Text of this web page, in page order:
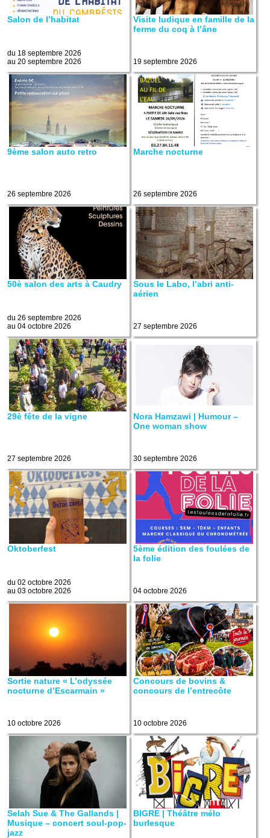
Salon de l’habitat
du 18 septembre 2026
au 20 septembre 2026
Visite ludique en famille de la
ferme du coq à l’âne
19 septembre 2026
9ème salon auto retro
26 septembre 2026
Marche nocturne
26 septembre 2026
50è salon des arts à Caudry
du 26 septembre 2026
au 04 octobre 2026
Sous le Labo, l’abri anti-
aérien
27 septembre 2026
29è fête de la vigne
27 septembre 2026
Nora Hamzawi | Humour –
One woman show
30 septembre 2026
Oktoberfest
du 02 octobre 2026
au 03 octobre 2026
5ème édition des foulées de
la folie
04 octobre 2026
Sortie nature « L’odyssée
nocturne d’Escarmain »
10 octobre 2026
Concours de bovins &
concours de l’entrecôte
10 octobre 2026
Selah Sue & The Gallands |
Musique – concert soul-pop-
jazz
BIGRE | Théâtre mélo
burlesque